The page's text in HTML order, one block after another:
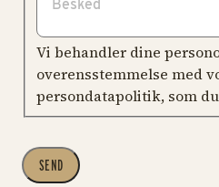
Vi behandler dine
overensstemmelse med
persondatapolitik, som
SEND